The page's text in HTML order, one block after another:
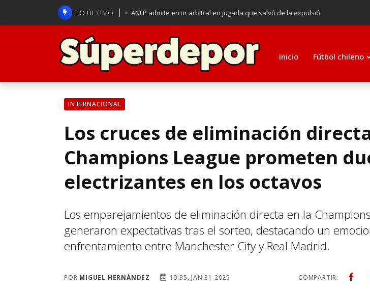
LO ÚLTIMO ANFP admite error arbitral en jugada que salvó de la expulsió
La U se aferra a la esperanza de clasificar a octavos de
Brasil anuncia a Carlo Ancelotti como su nuevo entrenador para
Inicio Fútbol chileno
INTERNACIONAL
Los cruces de eliminación
Champions League prometen
electrizantes en los octavos
Los emparejamientos de eliminación directa en la
generaron expectativas tras el sorteo, destacando un
enfrentamiento entre Manchester City y Real Madrid.
POR MIGUEL HERNÁNDEZ 10:35, JAN 31 2025 COMPARTIR: